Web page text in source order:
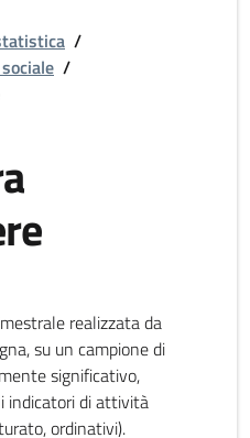
/
/
realizzata da
su un campione di
significativo,
indicatori di attività
ordinativi).